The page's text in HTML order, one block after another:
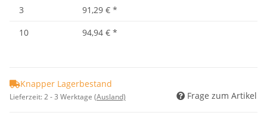
3 91,29 € *
10
94,94 € *
Knapper Lagerbestand
Lieferzeit:2 - 3 Werktage (Ausland) Frage zum Artikel